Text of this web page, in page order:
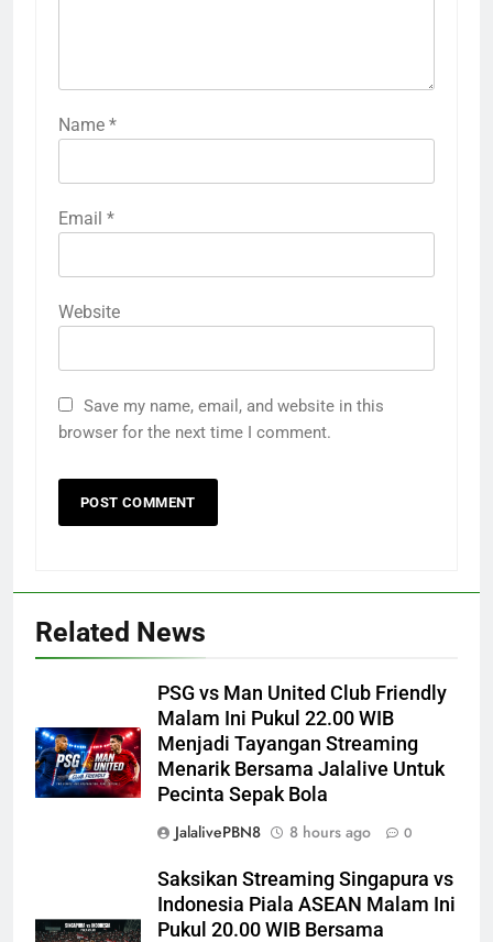
Name *
Email *
Website
Save my name, email, and website in this
browser for the next time I comment.
Related News
PSG vs Man United Club Friendly
Malam Ini Pukul 22.00 WIB
Menjadi Tayangan Streaming
Menarik Bersama Jalalive Untuk
Pecinta Sepak Bola
JalalivePBN8
8 hours ago 0
Saksikan Streaming Singapura vs
Indonesia Piala ASEAN Malam Ini
Pukul 20.00 WIB Bersama